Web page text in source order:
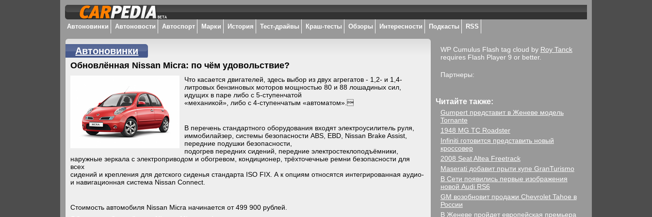
Автоновинки Автоновости Автоспорт Марки История Тест-драйвы Краш-тесты Обзоры Интересности Подкасты RSS
Автоновинки
Обновлённая Nissan Micra: по чём удовольствие?
Что касается двигателей, здесь выбор из двух агрегатов - 1,2- и 1,4-
литровых бензиновых моторов мощностью 80 и 88 лошадиных сил,
идущих в паре либо с 5-ступенчатой
«механикой», либо с 4-ступенчатым «автоматом».
В перечень стандартного оборудования входят электроусилитель руля,
иммобилайзер, системы безопасности ABS, EBD, Nissan Brake Assist,
передние подушки безопасности,
подогрев передних сидений, передние электростеклоподъёмники,
наружные зеркала с электроприводом и обогревом, кондиционер, трёхточечные ремни безопасности для
всех
сидений и крепления для детского сиденья стандарта ISO FIX. А к опциям относятся интегрированная аудио-
и навигационная система Nissan Connect.
Стоимость автомобиля Nissan Micra начинается от 499 900 рублей.
WP Cumulus Flash tag cloud by Roy Tanck
requires Flash Player 9 or better.
Партнеры:
Читайте также:
Gumpert представит в Женеве модель
Tornante
1948 MG TC Roadster
Infiniti готовится представить новый
кроссовер
2008 Seat Altea Freetrack
Maserati добавит прыти купе GranTurismo
В Сети появились первые изображения
новой Audi RS6
GM возобновит продажи Chevrolet Tahoe в
России
В Женеве пройдет европейская премьера